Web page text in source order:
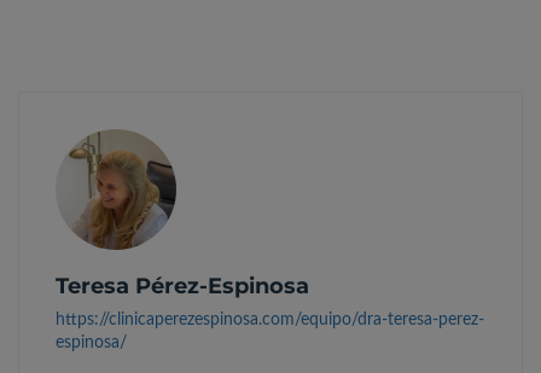
Teresa Pérez-Espinosa
https://clinicaperezespinosa.com/equipo/dra-teresa-perez-
espinosa/